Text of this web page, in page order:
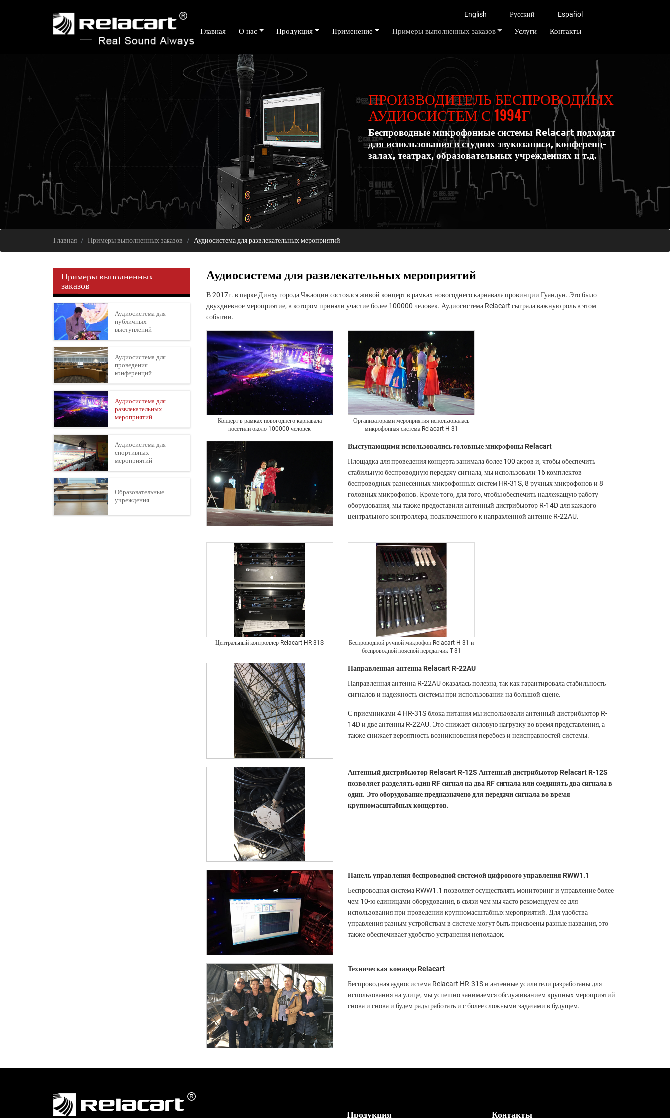
English Русский Español
Главная О нас Продукция Применение Примеры выполненных заказов Услуги Контакты
ПРОИЗВОДИТЕЛЬ БЕСПРОВОДНЫХ
АУДИОСИСТЕМ С 1994Г
Беспроводные микрофонные системы Relacart подходят
для использования в студиях звукозаписи, конференц-
залах, театрах, образовательных учреждениях и т.д.
Главная Примеры выполненных заказов Аудиосистема для развлекательных мероприятий
Примеры выполненных
заказов
Аудиосистема для
публичных
выступлений
Аудиосистема для
проведения
конференций
Аудиосистема для
развлекательных
мероприятий
Аудиосистема для
спортивных
мероприятий
Образовательные
учреждения
Аудиосистема для развлекательных мероприятий
В 2017г. в парке Динху города Чжаоцин состоялся живой концерт в рамках новогоднего карнавала провинции Гуандун. Это было
двухдневное мероприятие, в котором приняли участие более 100000 человек. Аудиосистема Relacart сыграла важную роль в этом
событии.
Концерт в рамках новогоднего карнавала
посетили около 100000 человек
Организаторами мероприятия использовалась
микрофонная система Relacart H-31
Выступающими использовались головные микрофоны Relacart
Площадка для проведения концерта занимала более 100 акров и, чтобы обеспечить
стабильную беспроводную передачу сигнала, мы использовали 16 комплектов
беспроводных разнесенных микрофонных систем HR-31S, 8 ручных микрофонов и 8
головных микрофонов. Кроме того, для того, чтобы обеспечить надлежащую работу
оборудования, мы также предоставили антенный дистрибьютор R-14D для каждого
центрального контроллера, подключенного к направленной антенне R-22AU.
Центральный контроллер Relacart HR-31S
Беспроводной ручной микрофон Relacart H-31 и
беспроводной поясной передатчик T-31
Направленная антенна Relacart R-22AU
Направленная антенна R-22AU оказалась полезна, так как гарантировала стабильность
сигналов и надежность системы при использовании на большой сцене.
С приемниками 4 HR-31S блока питания мы использовали антенный дистрибьютор R-
14D и две антенны R-22AU. Это снижает силовую нагрузку во время представления, а
также снижает вероятность возникновения перебоев и неисправностей системы.
Антенный дистрибьютор Relacart R-12S Антенный дистрибьютор Relacart R-12S
позволяет разделять один RF сигнал на два RF сигнала или соединять два сигнала в
один. Это оборудование предназначено для передачи сигнала во время
крупномасштабных концертов.
Панель управления беспроводной системой цифрового управления RWW1.1
Беспроводная система RWW1.1 позволяет осуществлять мониторинг и управление более
чем 10-ю единицами оборудования, в связи чем мы часто рекомендуем ее для
использования при проведении крупномасштабных мероприятий. Для удобства
управления разным устройствам в системе могут быть присвоены разные названия, это
также обеспечивает удобство устранения неполадок.
Техническая команда Relacart
Беспроводная аудиосистема Relacart HR-31S и антенные усилители разработаны для
использования на улице, мы успешно занимаемся обслуживанием крупных мероприятий
снова и снова и будем рады работать и с более сложными задачами в будущем.
Продукция Контакты